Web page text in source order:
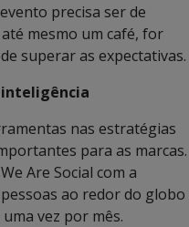
precisa ser de
mesmo um café, for
superar as expectativas.
inteligência
nas estratégias
para as marcas.
Are Social com a
ao redor do globo
vez por mês.